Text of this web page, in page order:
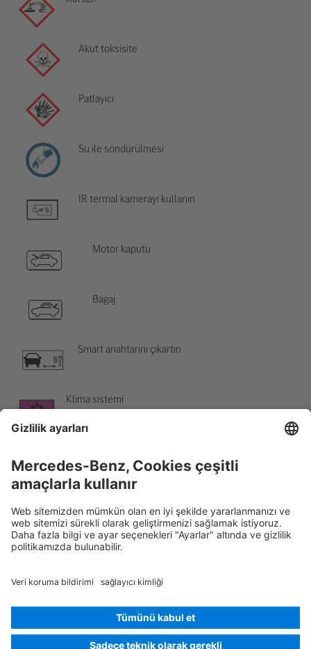
Akut toksisite
Patlayıcı
Su ile söndürülmesi
IR termal kamerayı kullanın
Motor kaputu
Bagaj
Smart anahtarını çıkartın
Klima sistemi
223.068
© 2026Mercedes-Benz AG